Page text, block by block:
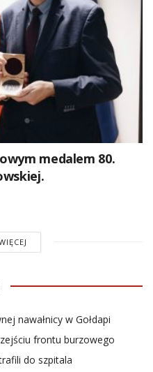
medalem 80.
nawałnicy w Gołdapi
frontu burzowego
do szpitala